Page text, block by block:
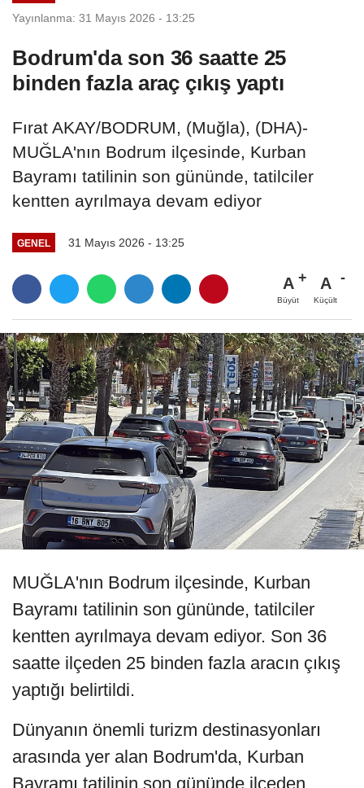
Yayınlanma: 31 Mayıs 2026 - 13:25
Bodrum'da son 36 saatte 25
binden fazla araç çıkış yaptı
Fırat AKAY/BODRUM, (Muğla), (DHA)-
MUĞLA'nın Bodrum ilçesinde, Kurban
Bayramı tatilinin son gününde, tatilciler
kentten ayrılmaya devam ediyor
GENEL 31 Mayıs 2026 - 13:25
A
Büyüt
A
Küçült
MUĞLA'nın Bodrum ilçesinde, Kurban
Bayramı tatilinin son gününde, tatilciler
kentten ayrılmaya devam ediyor. Son 36
saatte ilçeden 25 binden fazla aracın çıkış
yaptığı belirtildi.
Dünyanın önemli turizm destinasyonları
arasında yer alan Bodrum'da, Kurban
Bayramı tatilinin son gününde ilçeden